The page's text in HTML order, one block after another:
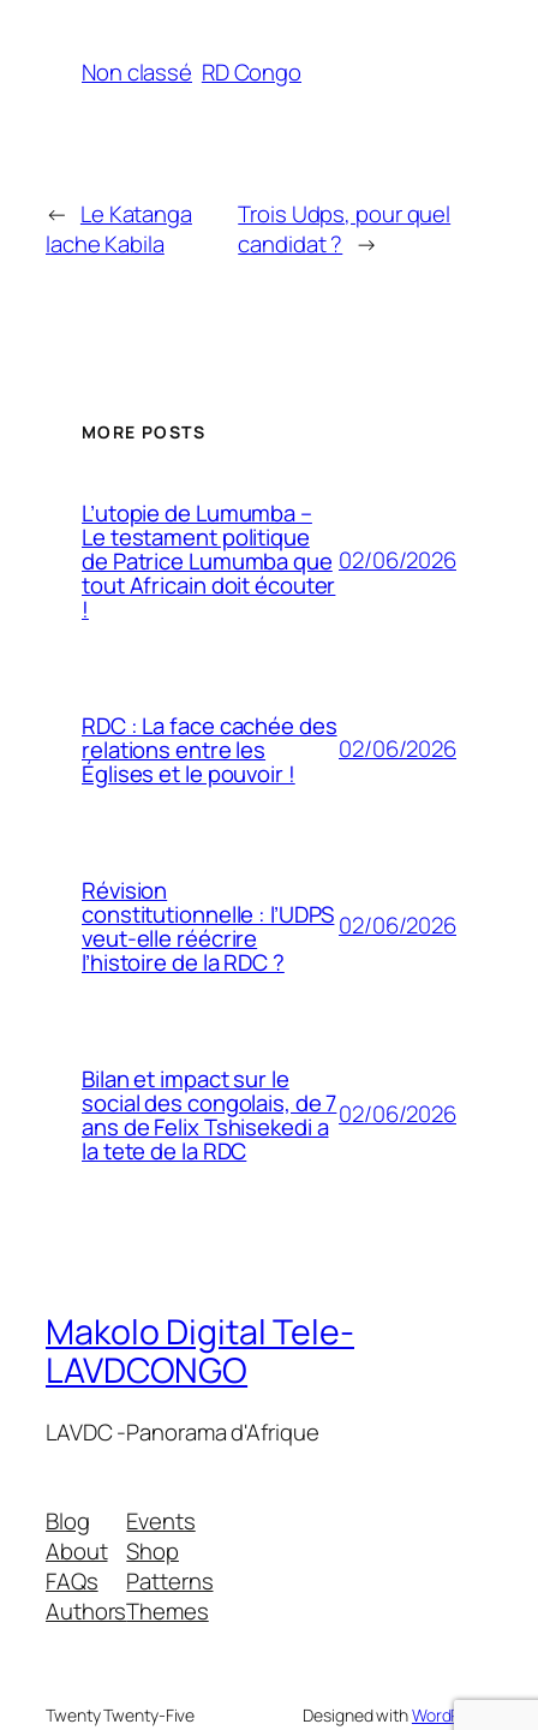
Non classé RD Congo
← Le Katanga
lache Kabila
Trois Udps, pour quel
candidat ? →
MORE POSTS
L’utopie de Lumumba –
Le testament politique
de Patrice Lumumba que
tout Africain doit écouter
!
02/06/2026
RDC : La face cachée des
relations entre les
Églises et le pouvoir !
02/06/2026
Révision
constitutionnelle : l’UDPS
veut-elle réécrire
l’histoire de la RDC ?
02/06/2026
Bilan et impact sur le
social des congolais, de 7
ans de Felix Tshisekedi a
la tete de la RDC
02/06/2026
Makolo Digital Tele-
LAVDCONGO
LAVDC -Panorama d'Afrique
Blog
About
FAQs
Authors
Events
Shop
Patterns
Themes
Twenty Twenty-Five Designed withWordPress